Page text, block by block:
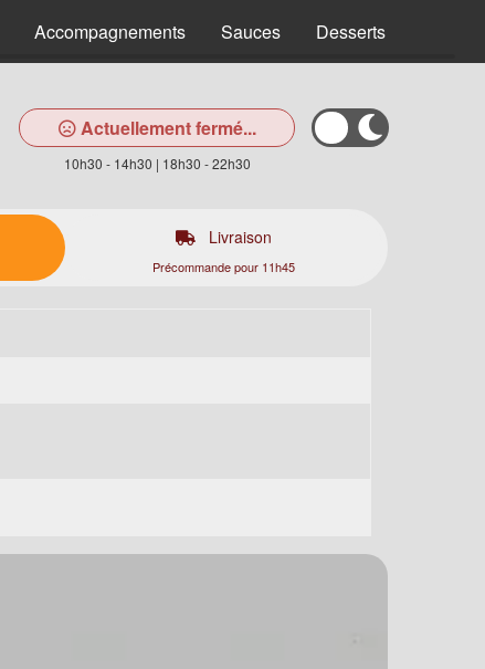
Accompagnements Sauces Desserts
Actuellement fermé...
10h30 - 14h30 | 18h30 - 22h30
Livraison
Précommande pour 11h45